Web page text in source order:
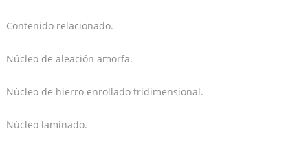
Contenido relacionado.
Núcleo de aleación amorfa.
Núcleo de hierro enrollado tridimensional.
Núcleo laminado.